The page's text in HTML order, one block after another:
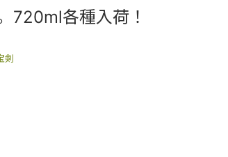
720ml各種入荷！
剣